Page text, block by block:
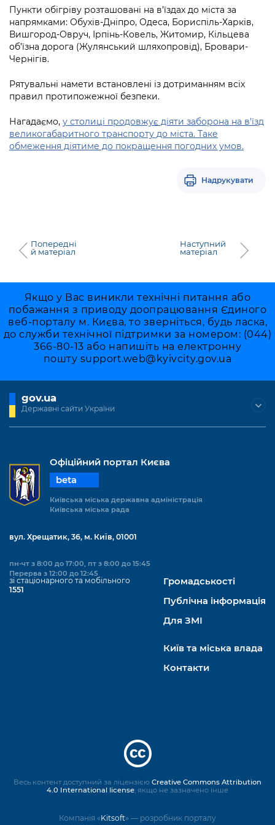
Підприємства, установи, організації
Kyiv International Relations
Річні звіти
Гендерна політика
Київська міська військова адміністрація
Портал Захисників та Захисниць
Безбар'єрність
Міський застосунок Київ Цифровий
Важливе під час воєнного стану
Уряд» – місцевий рівень»
Важливе під час воєнного стану
Про відкриті дані
Портал даних Києва
Публічні дашборди
Пункти обігріву розташовані на в’їздах до міста за
напрямками: Обухів-Дніпро, Одеса, Бориспіль-Харків,
Вишгород-Овруч, Ірпінь-Ковель, Житомир, Кільцева
об’їзна дорога (Жулянський шляхопровід), Бровари-
Чернігів.
Рятувальні намети встановлені із дотриманням всіх
правил протипожежної безпеки.
Нагадаємо, у столиці продовжує діяти заборона на в'їзд
великогабаритного транспорту до міста. Таке
обмеження діятиме до покращення погодних умов.
Надрукувати
Попередні
й матеріал
Наступний
матеріал
Якщо у Вас виникли технічні питання або
побажання з приводу доопрацювання Єдиного
веб-порталу м. Києва, то зверніться, будь ласка,
до служби технічної підтримки за номером: (044)
366-80-13 або напишіть на електронну
пошту support.web@kyivcity.gov.ua
gov.ua
Державні сайти України
Офіційний портал Києва
beta
Київська міська державна адміністрація
Київська міська рада
вул. Хрещатик, 36, м. Київ, 01001
пн-чт з 8:00 до 17:00, пт з 8:00 до 15:45
Перерва з 12:00 до 12:45
зі стаціонарного та мобільного
1551
Громадськості
Публічна інформація
Для ЗМІ
Київ та міська влада
Контакти
Компанія «Kitsoft» — розробник порталу
Весь контент доступний за ліцензією Creative Commons Attribution
4.0 International license , якщо не зазначено інше